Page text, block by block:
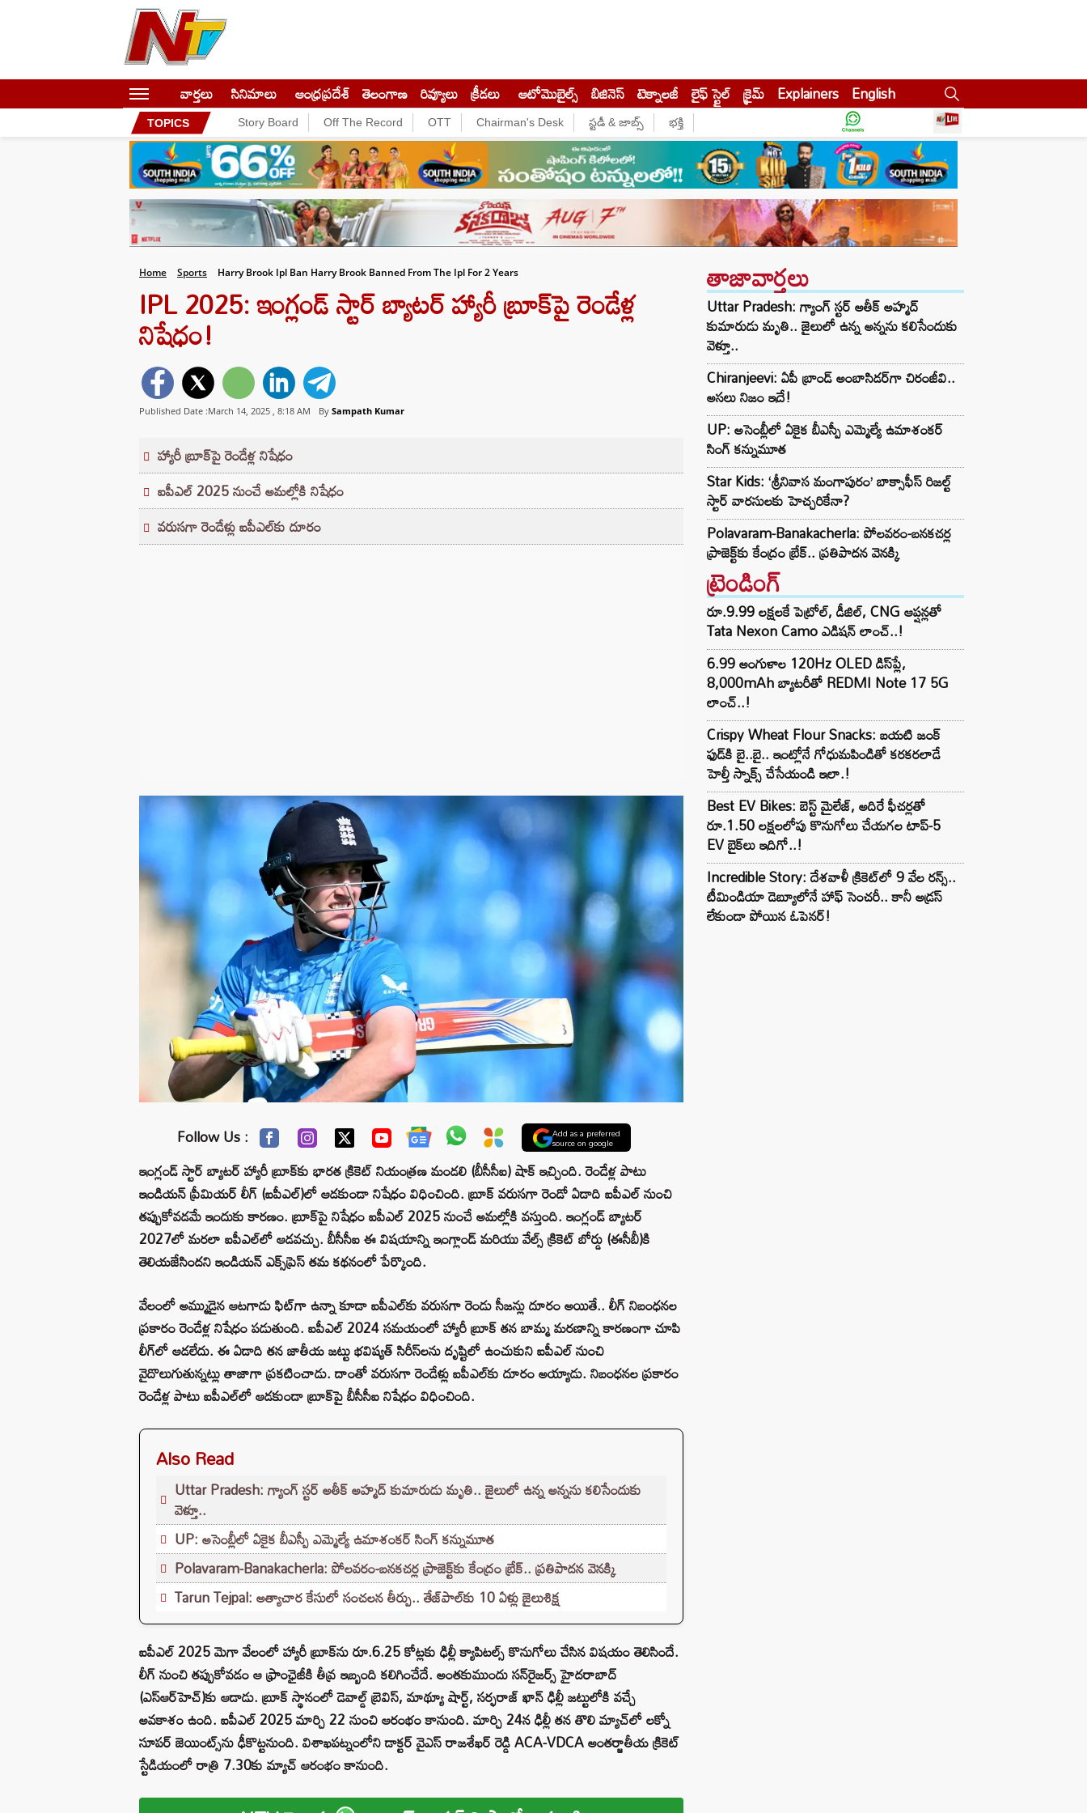
వార్తలు సినిమాలు ఆంధ్రప్రదేశ్ తెలంగాణ రివ్యూలు క్రీడలు ఆటోమొబైల్స్ బిజినెస్‌ టెక్నాలజీ లైఫ్ స్టైల్ క్రైమ్ Explainers English
TOPICS Story Board Off The Record OTT Chairman's Desk స్టడీ & జాబ్స్ భక్తి
Home Sports Harry Brook Ipl Ban Harry Brook Banned From The Ipl For 2 Years
IPL 2025: ఇంగ్లండ్ స్టార్ బ్యాటర్‌ హ్యారీ బ్రూక్‌పై రెండేళ్ల
నిషేధం!
Published Date :March 14, 2025 , 8:18 AM By Sampath Kumar
హ్యారీ బ్రూక్‌పై రెండేళ్ల నిషేధం
ఐపీఎల్ 2025 నుంచే అమల్లోకి నిషేధం
వరుసగా రెండేళ్లు ఐపీఎల్‌కు దూరం
Follow Us : Add as a preferred
source on google
ఇంగ్లండ్ స్టార్ బ్యాటర్‌ హ్యారీ బ్రూక్‌కు భారత క్రికెట్ నియంత్రణ మండలి (బీసీసీఐ) షాక్‌ ఇచ్చింది. రెండేళ్ల పాటు
ఇండియన్ ప్రీమియర్ లీగ్ (ఐపీఎల్)లో ఆడకుండా నిషేధం విధించింది. బ్రూక్‌ వరుసగా రెండో ఏడాది ఐపీఎల్‌ నుంచి
తప్పుకోవడమే ఇందుకు కారణం. బ్రూక్‌పై నిషేధం ఐపీఎల్ 2025 నుంచే అమల్లోకి వస్తుంది. ఇంగ్లండ్ బ్యాటర్‌
2027లో మరలా ఐపీఎల్‌లో ఆడవచ్చు. బీసీసీఐ ఈ విషయాన్ని ఇంగ్లాండ్ మరియు వేల్స్ క్రికెట్ బోర్డు (ఈసీబీ)కి
తెలియజేసిందని ఇండియన్ ఎక్స్‌ప్రెస్ తమ కథనంలో పేర్కొంది.
వేలంలో అమ్ముడైన ఆటగాడు ఫిట్‌గా ఉన్నా కూడా ఐపీఎల్‌కు వరుసగా రెండు సీజన్లు దూరం అయితే.. లీగ్ నిబంధనల
ప్రకారం రెండేళ్ల నిషేధం పడుతుంది. ఐపీఎల్ 2024 సమయంలో హ్యారీ బ్రూక్‌ తన బామ్మ మరణాన్ని కారణంగా చూపి
లీగ్‌లో ఆడలేదు. ఈ ఏడాది తన జాతీయ జట్టు భవిష్యత్‌ సిరీస్‌లను దృష్టిలో ఉంచుకుని ఐపీఎల్‌ నుంచి
వైదొలుగుతున్నట్లు తాజాగా ప్రకటించాడు. దాంతో వరుసగా రెండేళ్లు ఐపీఎల్‌కు దూరం అయ్యాడు. నిబంధనల ప్రకారం
రెండేళ్ల పాటు ఐపీఎల్‌లో ఆడకుండా బ్రూక్‌పై బీసీసీఐ నిషేధం విధించింది.
Also Read
Uttar Pradesh: గ్యాంగ్ స్టర్ అతీక్ అహ్మద్ కుమారుడు మృతి.. జైలులో ఉన్న అన్నను కలిసేందుకు
వెళ్తూ..
UP: అసెంబ్లీలో ఏకైక బీఎస్పీ ఎమ్మెల్యే ఉమాశంకర్ సింగ్ కన్నుమూత
Polavaram-Banakacherla: పోలవరం-బనకచర్ల ప్రాజెక్ట్‌కు కేంద్రం బ్రేక్.. ప్రతిపాదన వెనక్కి
Tarun Tejpal: అత్యాచార కేసులో సంచలన తీర్పు.. తేజ్‌పాల్‌కు 10 ఏళ్లు జైలుశిక్ష
ఐపీఎల్ 2025 మెగా వేలంలో హ్యారీ బ్రూక్‌ను రూ.6.25 కోట్లకు ఢిల్లీ క్యాపిటల్స్ కొనుగోలు చేసిన విషయం తెలిసిందే.
లీగ్‌ నుంచి తప్పుకోవడం ఆ ఫ్రాంఛైజీకి తీవ్ర ఇబ్బంది కలిగించేదే. అంతకుముందు సన్‌రైజర్స్ హైదరాబాద్‌
(ఎస్‌ఆర్‌హెచ్‌)కు ఆడాడు. బ్రూక్‌ స్థానంలో డెవాల్డ్ బ్రెవిస్, మాథ్యూ షార్ట్, సర్ఫరాజ్ ఖాన్ ఢిల్లీ జట్టులోకి వచ్చే
అవకాశం ఉంది. ఐపీఎల్ 2025 మార్చి 22 నుంచి ఆరంభం కానుంది. మార్చి 24న ఢిల్లీ తన తొలి మ్యాచ్‌లో లక్నో
సూపర్ జెయింట్స్‌ను ఢీకొట్టనుంది. విశాఖపట్నంలోని డాక్టర్ వైఎస్ రాజశేఖర్ రెడ్డి ACA-VDCA అంతర్జాతీయ క్రికెట్
స్టేడియంలో రాత్రి 7.30కు మ్యాచ్ ఆరంభం కానుంది.
తాజావార్తలు
Uttar Pradesh: గ్యాంగ్ స్టర్ అతీక్ అహ్మద్
కుమారుడు మృతి.. జైలులో ఉన్న అన్నను కలిసేందుకు
వెళ్తూ..
Chiranjeevi: ఏపీ బ్రాండ్ అంబాసిడర్‌గా చిరంజీవి..
అసలు నిజం ఇదే!
UP: అసెంబ్లీలో ఏకైక బీఎస్పీ ఎమ్మెల్యే ఉమాశంకర్
సింగ్ కన్నుమూత
Star Kids: ‘శ్రీనివాస మంగాపురం’ బాక్సాఫీస్ రిజల్ట్
స్టార్ వారసులకు హెచ్చరికేనా?
Polavaram-Banakacherla: పోలవరం-బనకచర్ల
ప్రాజెక్ట్‌కు కేంద్రం బ్రేక్.. ప్రతిపాదన వెనక్కి
ట్రెండింగ్‌
రూ.9.99 లక్షలకే పెట్రోల్, డీజిల్, CNG ఆప్షన్లతో
Tata Nexon Camo ఎడిషన్ లాంచ్..!
6.99 అంగుళాల 120Hz OLED డిస్‌ప్లే,
8,000mAh బ్యాటరీతో REDMI Note 17 5G
లాంచ్..!
Crispy Wheat Flour Snacks: బయటి జంక్
ఫుడ్‌కి బై..బై.. ఇంట్లోనే గోధుమపిండితో కరకరలాడే
హెల్తీ స్నాక్స్ చేసేయండి ఇలా.!
Best EV Bikes: బెస్ట్ మైలేజ్, అదిరే ఫీచర్లతో
రూ.1.50 లక్షలలోపు కొనుగోలు చేయగల టాప్-5
EV బైక్‌లు ఇదిగో..!
Incredible Story: దేశవాళీ క్రికెట్‌లో 9 వేల రన్స్..
టీమిండియా డెబ్యూలోనే హాఫ్ సెంచరీ.. కానీ అడ్రస్
లేకుండా పోయిన ఓపెనర్!